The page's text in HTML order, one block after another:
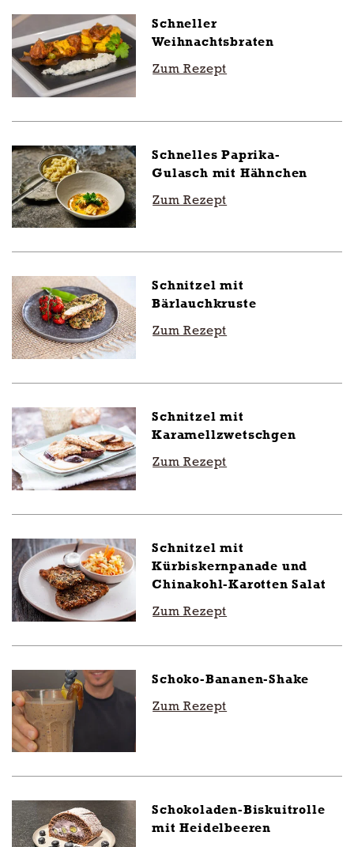
Schneller
Weihnachtsbraten
Zum Rezept
Schnelles Paprika-
Gulasch mit Hähnchen
Zum Rezept
Schnitzel mit
Bärlauchkruste
Zum Rezept
Schnitzel mit
Karamellzwetschgen
Zum Rezept
Schnitzel mit
Kürbiskernpanade und
Chinakohl-Karotten Salat
Zum Rezept
Schoko-Bananen-Shake
Zum Rezept
Schokoladen-Biskuitrolle
mit Heidelbeeren